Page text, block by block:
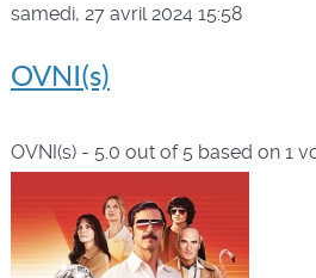
samedi, 27 avril 2024 15:58
OVNI(s)
OVNI(s)- 5.0 out of 5 based on 1